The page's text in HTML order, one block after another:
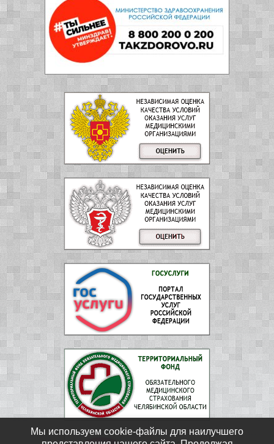
Мы используем cookie-файлы для наилучшего